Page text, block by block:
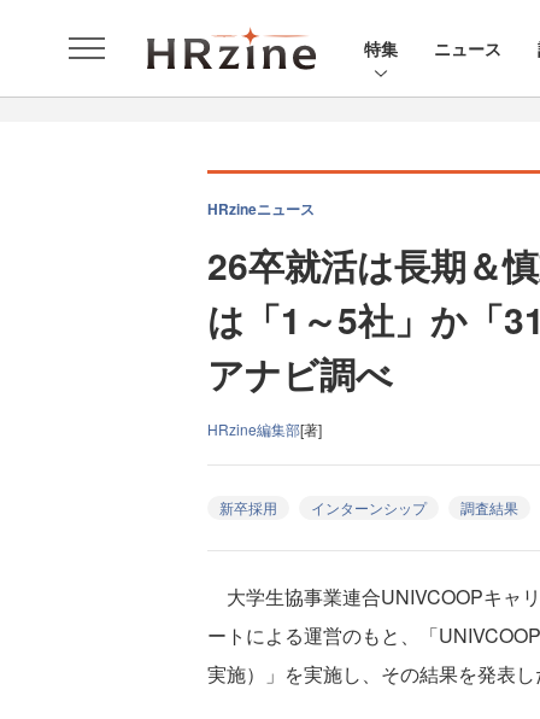
特集 ニュース
HRzineニュース
26卒就活は長期＆
は「1～5社」か「
アナビ調べ
HRzine編集部[著]
新卒採用 インターンシップ 調査結果
大学生協事業連合UNIVCOOPキャ
ートによる運営のもと、「
実施）」を実施し、その結果を発表